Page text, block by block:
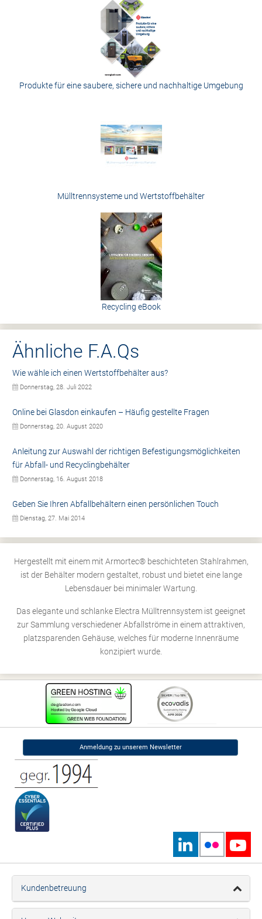
Produkte für eine saubere, sichere und nachhaltige Umgebung
Mülltrennsysteme und Wertstoffbehälter
Recycling eBook
Ähnliche F.A.Qs
Wie wähle ich einen Wertstoffbehälter aus?
Donnerstag, 28. Juli 2022
Online bei Glasdon einkaufen – Häufig gestellte Fragen
Donnerstag, 20. August 2020
Anleitung zur Auswahl der richtigen Befestigungsmöglichkeiten
für Abfall- und Recyclingbehälter
Donnerstag, 16. August 2018
Geben Sie Ihren Abfallbehältern einen persönlichen Touch
Dienstag, 27. Mai 2014
Hergestellt mit einem mit Armortec® beschichteten Stahlrahmen,
ist der Behälter modern gestaltet, robust und bietet eine lange
Lebensdauer bei minimaler Wartung.
Das elegante und schlanke Electra Mülltrennsystem ist geeignet
zur Sammlung verschiedener Abfallströme in einem attraktiven,
platzsparenden Gehäuse, welches für moderne Innenräume
konzipiert wurde.
Anmeldung zu unserem Newsletter
Kundenbetreuung